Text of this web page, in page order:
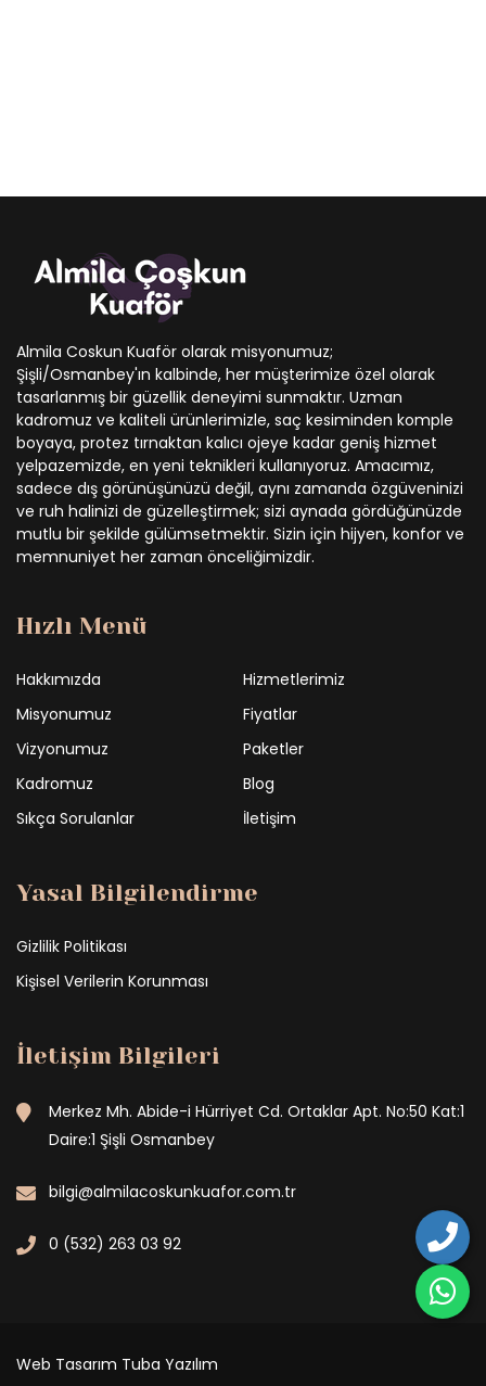
Almila Coskun Kuaför olarak misyonumuz;
Şişli/Osmanbey'ın kalbinde, her müşterimize özel olarak
tasarlanmış bir güzellik deneyimi sunmaktır. Uzman
kadromuz ve kaliteli ürünlerimizle, saç kesiminden komple
boyaya, protez tırnaktan kalıcı ojeye kadar geniş hizmet
yelpazemizde, en yeni teknikleri kullanıyoruz. Amacımız,
sadece dış görünüşünüzü değil, aynı zamanda özgüveninizi
ve ruh halinizi de güzelleştirmek; sizi aynada gördüğünüzde
mutlu bir şekilde gülümsetmektir. Sizin için hijyen, konfor ve
memnuniyet her zaman önceliğimizdir.
Hızlı Menü
Hakkımızda
Hizmetlerimiz
Misyonumuz
Fiyatlar
Vizyonumuz
Paketler
Kadromuz
Blog
Sıkça Sorulanlar
İletişim
Yasal Bilgilendirme
Gizlilik Politikası
Kişisel Verilerin Korunması
İletişim Bilgileri
Merkez Mh. Abide-i Hürriyet Cd. Ortaklar Apt. No:50 Kat:1
Daire:1 Şişli Osmanbey
bilgi@almilacoskunkuafor.com.tr
0 (532) 263 03 92
Web Tasarım Tuba Yazılım